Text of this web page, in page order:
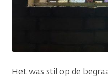
Het was stil op de